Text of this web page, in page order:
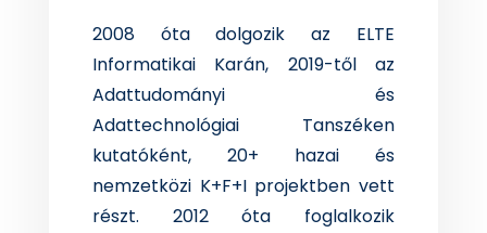
2008 óta dolgozik az ELTE
Informatikai Karán, 2019-től az
Adattudományi és
Adattechnológiai Tanszéken
kutatóként, 20+ hazai és
nemzetközi K+F+I projektben vett
részt. 2012 óta foglalkozik